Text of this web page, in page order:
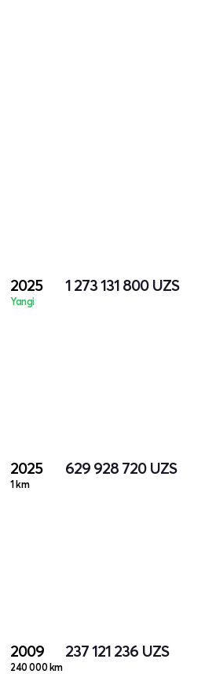
2025
Yangi
1 273 131 800 UZS
2025
1 km
629 928 720 UZS
2009
240 000 km
237 121 236 UZS